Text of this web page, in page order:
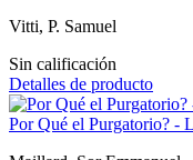
Vitti, P. Samuel
Sin calificación
Detalles de producto
Por Qué el Purgatorio? -